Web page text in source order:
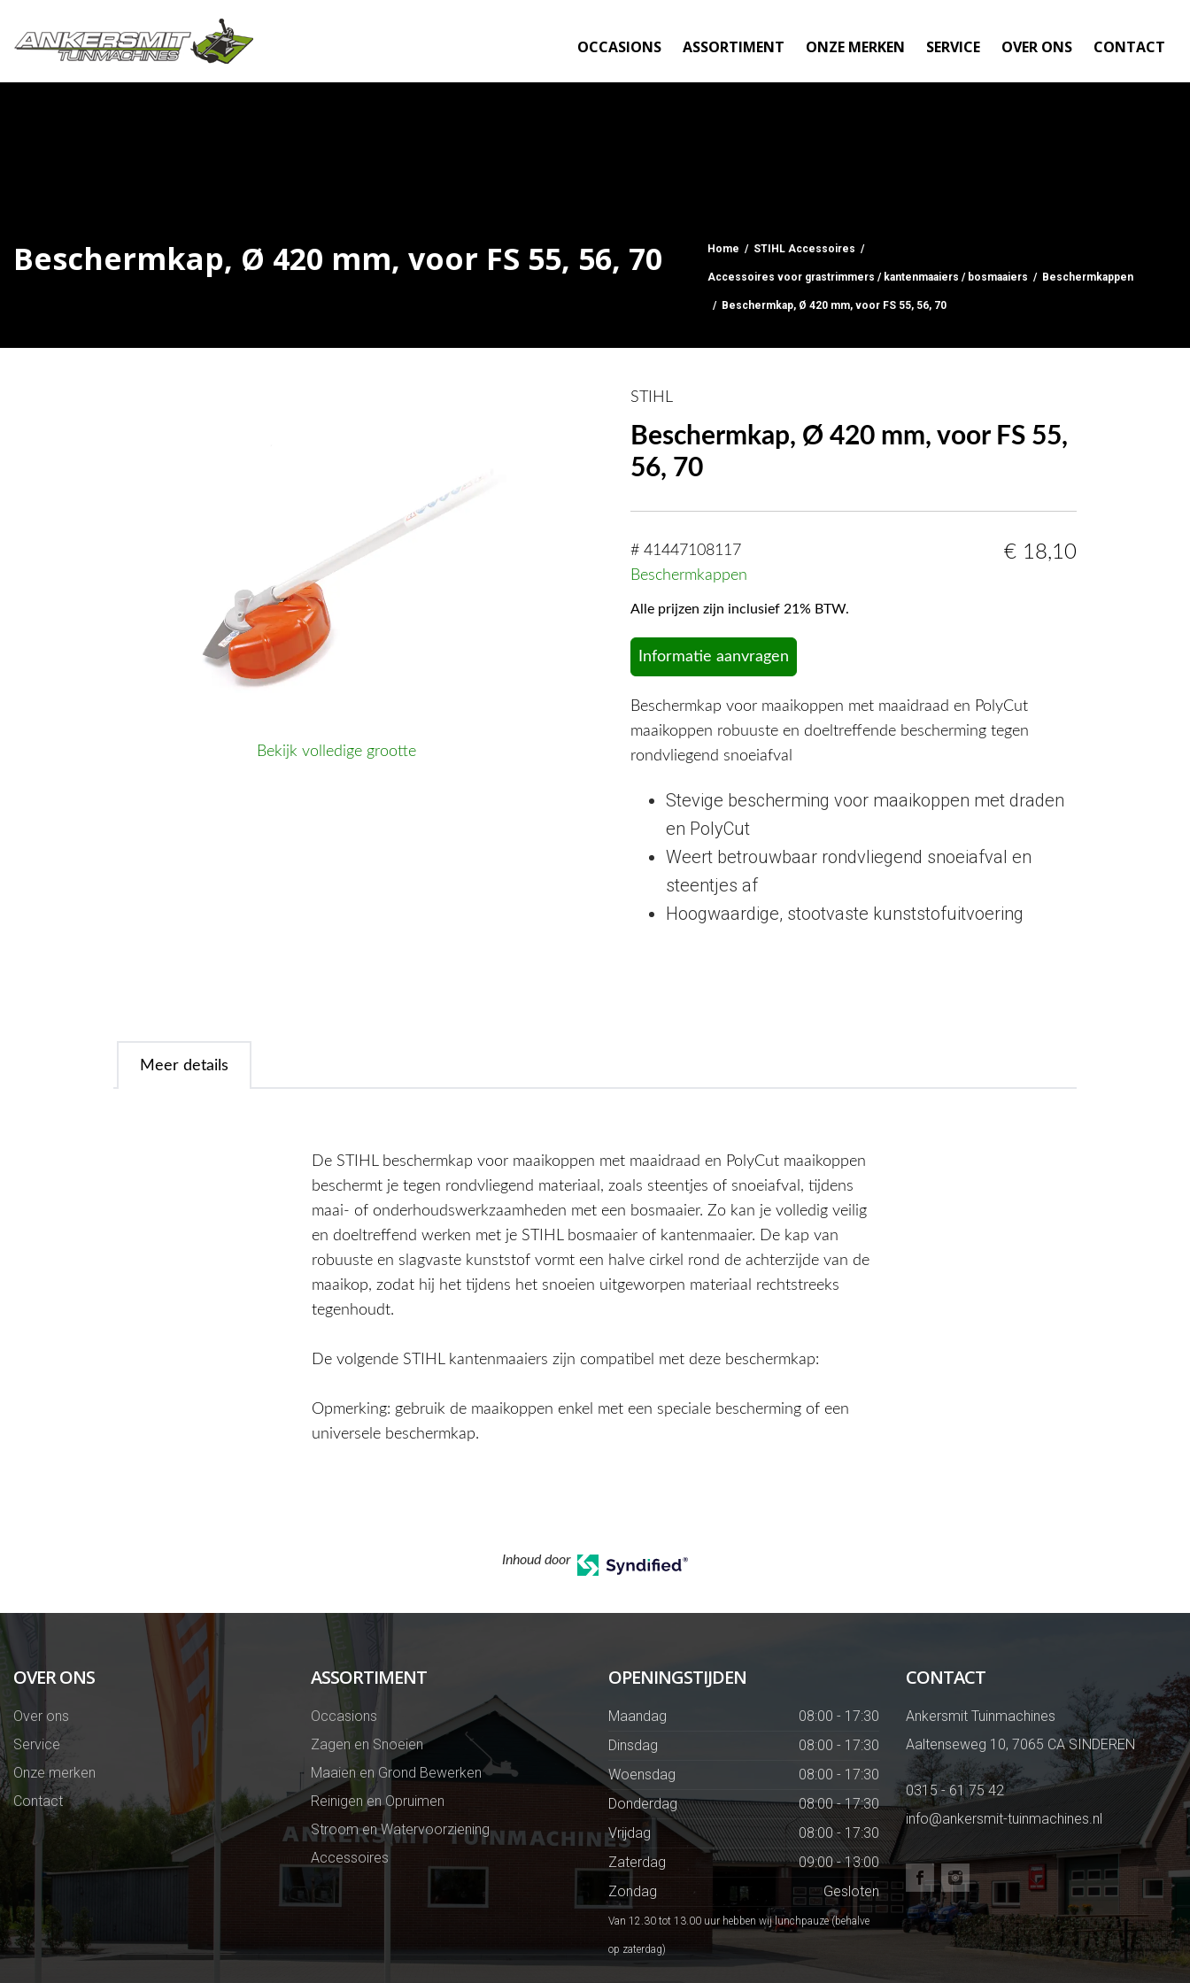
OCCASIONS ASSORTIMENT ONZE MERKEN SERVICE OVER ONS CONTACT
Beschermkap, Ø 420 mm, voor FS 55, 56, 70 Home / STIHL Accessoires /
Accessoires voor grastrimmers / kantenmaaiers / bosmaaiers / Beschermkappen
/ Beschermkap, Ø 420 mm, voor FS 55, 56, 70
Bekijk volledige grootte
STIHL
Beschermkap, Ø 420 mm, voor FS 55,
56, 70
# 41447108117
Beschermkappen
€ 18,10
Alle prijzen zijn inclusief 21% BTW.
Informatie aanvragen
Beschermkap voor maaikoppen met maaidraad en PolyCut
maaikoppen robuuste en doeltreffende bescherming tegen
rondvliegend snoeiafval
Stevige bescherming voor maaikoppen met draden
en PolyCut
Weert betrouwbaar rondvliegend snoeiafval en
steentjes af
Hoogwaardige, stootvaste kunststofuitvoering
Meer details
De STIHL beschermkap voor maaikoppen met maaidraad en PolyCut maaikoppen
beschermt je tegen rondvliegend materiaal, zoals steentjes of snoeiafval, tijdens
maai- of onderhoudswerkzaamheden met een bosmaaier. Zo kan je volledig veilig
en doeltreffend werken met je STIHL bosmaaier of kantenmaaier. De kap van
robuuste en slagvaste kunststof vormt een halve cirkel rond de achterzijde van de
maaikop, zodat hij het tijdens het snoeien uitgeworpen materiaal rechtstreeks
tegenhoudt.
De volgende STIHL kantenmaaiers zijn compatibel met deze beschermkap:
Opmerking: gebruik de maaikoppen enkel met een speciale bescherming of een
universele beschermkap.
Inhoud door
OVER ONS
Over ons
Service
Onze merken
Contact
ASSORTIMENT
Occasions
Zagen en Snoeien
Maaien en Grond Bewerken
Reinigen en Opruimen
Stroom en Watervoorziening
Accessoires
OPENINGSTIJDEN
Maandag
08:00 - 17:30
Dinsdag
08:00 - 17:30
Woensdag
08:00 - 17:30
Donderdag
08:00 - 17:30
Vrijdag
08:00 - 17:30
Zaterdag
09:00 - 13:00
Zondag
Gesloten
Van 12.30 tot 13.00 uur hebben wij lunchpauze (behalve
op zaterdag)
CONTACT
Ankersmit Tuinmachines
Aaltenseweg 10, 7065 CA SINDEREN
0315 - 61 75 42
info@ankersmit-tuinmachines.nl